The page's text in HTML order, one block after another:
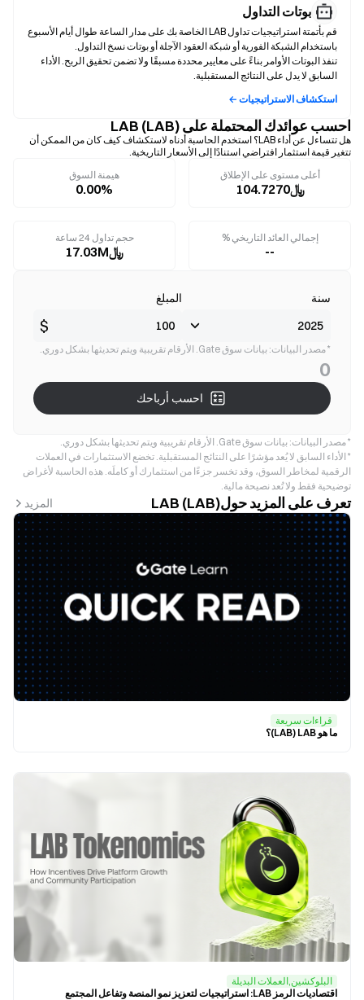
بوتات التداول
قم بأتمتة استراتيجيات تداول LAB الخاصة بك على مدار الساعة طوال أيام الأسبوع
تنفذ البوتات الأوامر بناءً على معايير محددة مسبقًا ولا تضمن تحقيق الربح. الأداء
السابق لا يدل على النتائج المستقبلية.
استكشاف الاستراتيجيات ←
احسب عوائدك المحتملة على LAB (LAB)
هل تتساءل عن أداء LAB؟ استخدم الحاسبة أدناه لاستكشاف كيف كان من الممكن أن
تتغير قيمة استثمار افتراضي استنادًا إلى الأسعار التاريخية.
أعلى مستوى على الإطلاق
﷼104.7270
هيمنة السوق
0.00%
إجمالي العائد التاريخي %
--
حجم تداول 24 ساعة
﷼17.03M
سنة المبلغ
$
* مصدر البيانات: بيانات سوق Gate. الأرقام تقريبية ويتم تحديثها بشكل دوري.
0
احسب أرباحك
* مصدر البيانات: بيانات سوق Gate. الأرقام تقريبية ويتم تحديثها بشكل دوري.
* الأداء السابق لا يُعد مؤشرًا على النتائج المستقبلية. تخضع الاستثمارات في العملات
الرقمية لمخاطر السوق، وقد تخسر جزءًا من استثمارك أو كاملَه. هذه الحاسبة لأغراض
توضيحية فقط ولا تُعد نصيحة مالية.
تعرف على المزيد حولLAB (LAB) المزيد
قراءات سريعة
ما هو LAB ‏(LAB)؟
البلوكشين,العملات البديلة
اقتصاديات الرمز LAB: استراتيجيات لتعزيز نمو المنصة وتفاعل المجتمع